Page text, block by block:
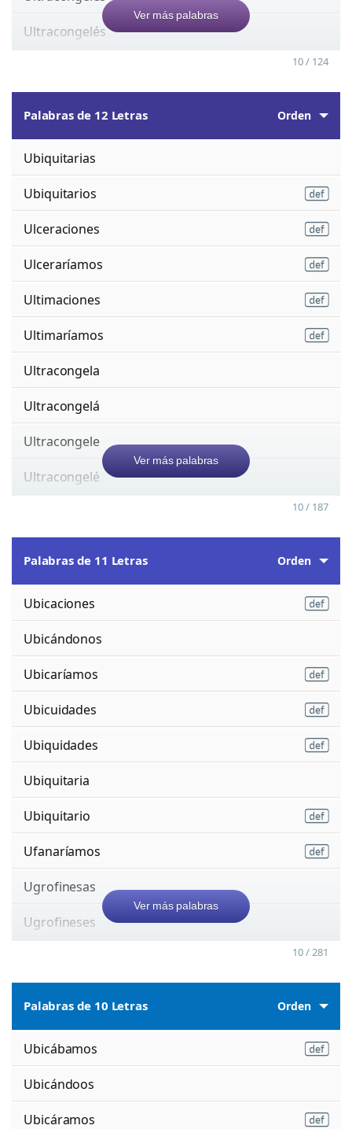
Ultracongelés
Ver más palabras
10 / 124
Palabras de 12 Letras Orden
Ubiquitarias
Ubiquitarios
Ulceraciones
Ulceraríamos
Ultimaciones
Ultimaríamos
Ultracongela
Ultracongelá
Ultracongele
Ultracongelé
Ver más palabras
10 / 187
Palabras de 11 Letras Orden
Ubicaciones
Ubicándonos
Ubicaríamos
Ubicuidades
Ubiquidades
Ubiquitaria
Ubiquitario
Ufanaríamos
Ugrofinesas
Ugrofineses
Ver más palabras
10 / 281
Palabras de 10 Letras Orden
Ubicábamos
Ubicándoos
Ubicáramos